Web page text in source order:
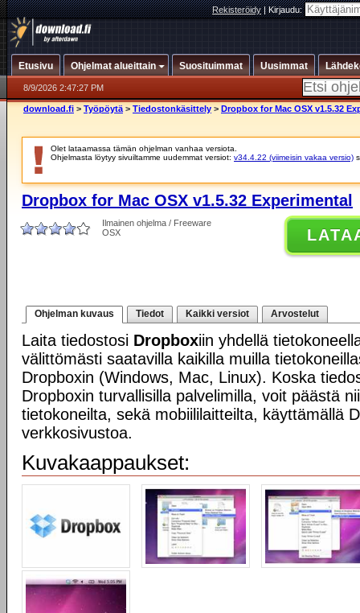
Rekisteröidy|Kirjaudu:
Etusivu Ohjelmat alueittain Suosituimmat Uusimmat
8/9/2026 2:47:27 PM
download.fi > Työpöytä > Tiedostonkäsittely > Dropbox for Mac OSX v1.5.32
Olet lataamassa tämän ohjelman vanhaa versiota.
Ohjelmasta löytyy sivuiltamme uudemmat versiot: v34.4.22 (viimeisin vakaa versio)
Dropbox for Mac OSX v1.5.32 Experimental
Ilmainen ohjelma / Freeware
OSX
Ohjelman kuvaus Tiedot Kaikki versiot Arvostelut
Laita tiedostosi Dropboxiin yhdellä
välittömästi saatavilla kaikilla muilla
Dropboxin (Windows, Mac, Linux). Koska
Dropboxin turvallisilla palvelimilla, voit päästä
tietokoneilta, sekä mobiililaitteilta, käyttämällä
verkkosivustoa.
Kuvakaappaukset: